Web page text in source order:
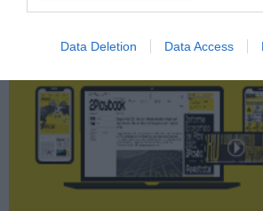
Data Deletion Data Access